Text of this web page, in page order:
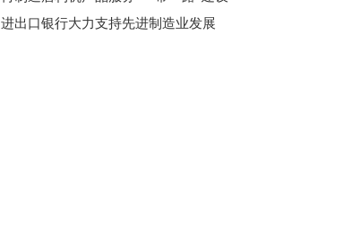
进出口银行大力支持先进制造业发展